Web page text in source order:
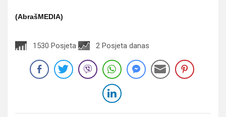
(AbrašMEDIA)
1530 Posjeta 2 Posjeta danas